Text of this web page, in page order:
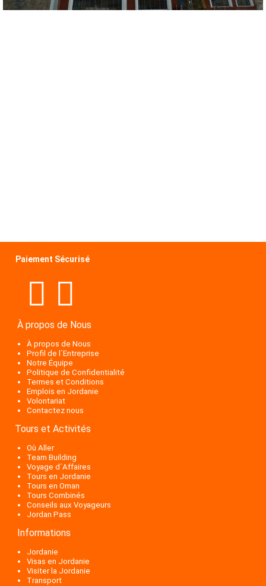
Paiement Sécurisé
À propos de Nous
À propos de Nous
Profil de l´Entreprise
Notre Équipe
Politique de Confidentialité
Termes et Conditions
Emplois en Jordanie
Volontariat
Contactez nous
Tours et Activités
Où Aller
Team Building
Voyage d´Affaires
Tours en Jordanie
Tours en Oman
Tours Combinés
Conseils aux Voyageurs
Jordan Pass
Informations
Jordanie
Visas en Jordanie
Visiter la Jordanie
Transport